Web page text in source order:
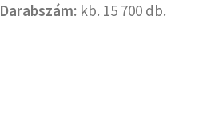
Darabszám: kb. 15 700 db.